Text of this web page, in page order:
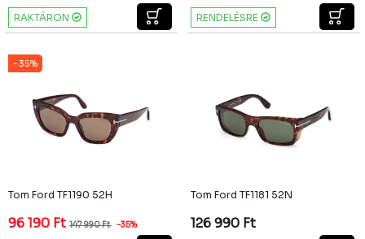
RAKTÁRON RENDELÉSRE
-35%
Tom Ford TF1190 52H
96 190 Ft 147 990Ft -35%
Tom Ford TF1181 52N
126 990 Ft